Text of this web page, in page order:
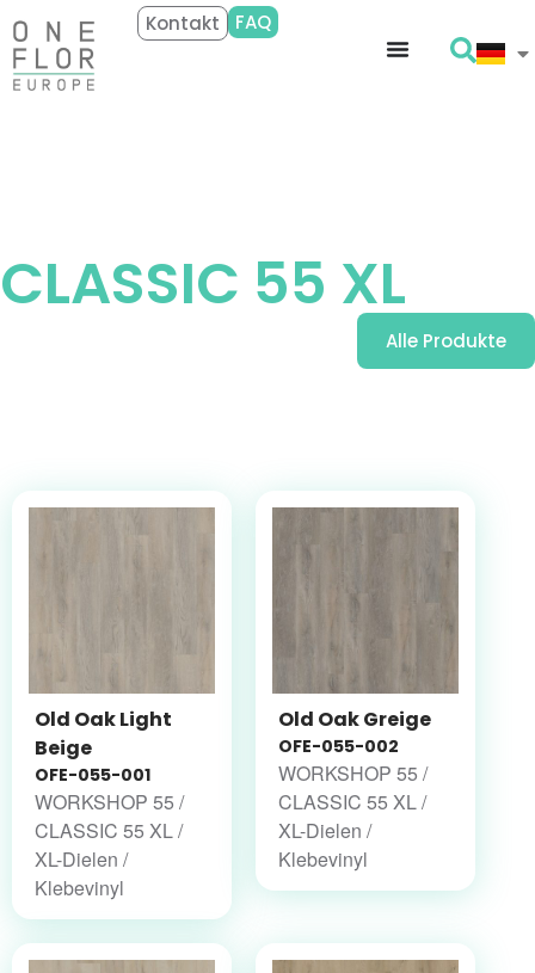
Kontakt FAQ
CLASSIC 55 XL
Alle Produkte
Old Oak Light
Beige
OFE-055-001
WORKSHOP 55 /
CLASSIC 55 XL /
XL-Dielen /
Klebevinyl
Old Oak Greige
OFE-055-002
WORKSHOP 55 /
CLASSIC 55 XL /
XL-Dielen /
Klebevinyl